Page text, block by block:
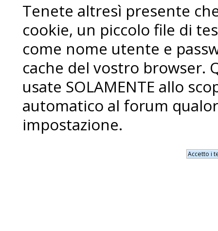
Tenete altresì presente
cookie, un piccolo file di
come nome utente e
cache del vostro browser.
usate SOLAMENTE allo
automatico al forum
impostazione.